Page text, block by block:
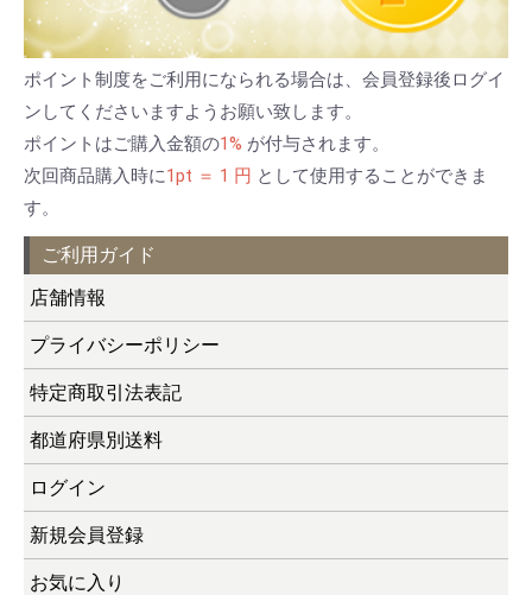
ポイント制度をご利用になられる場合は、会員登録後ログイ
ンしてくださいますようお願い致します。
ポイントはご購入金額の1% が付与されます。
次回商品購入時に1pt ＝ 1 円 として使用することができま
す。
ご利用ガイド
店舗情報
プライバシーポリシー
特定商取引法表記
都道府県別送料
ログイン
新規会員登録
お気に入り